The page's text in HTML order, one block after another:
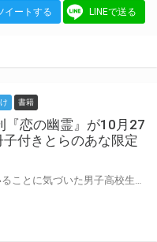
イートする LINEで送る
書籍
『恋の幽霊』が10月27
付きとらのあな限定